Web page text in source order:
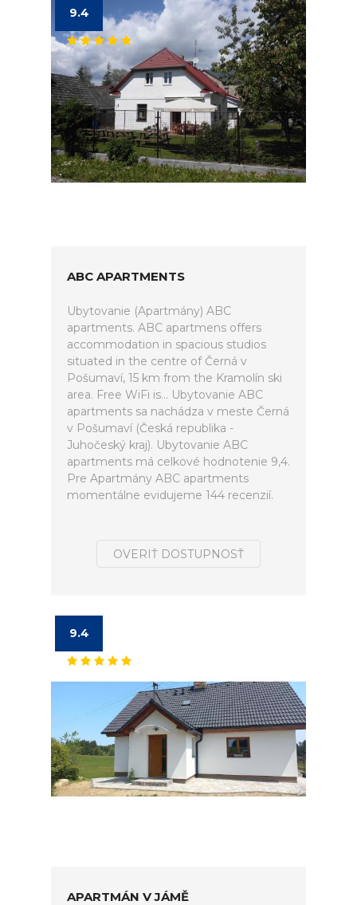
9.4
ABC APARTMENTS
Ubytovanie (Apartmány) ABC
apartments. ABC apartmens offers
accommodation in spacious studios
situated in the centre of Černá v
Pošumaví, 15 km from the Kramolín ski
area. Free WiFi is... Ubytovanie ABC
apartments sa nachádza v meste Černá
v Pošumaví (Česká republika -
Juhočeský kraj). Ubytovanie ABC
apartments má celkové hodnotenie 9,4.
Pre Apartmány ABC apartments
momentálne evidujeme 144 recenzií.
OVERIŤ DOSTUPNOSŤ
9.4
APARTMÁN V JÁMĚ